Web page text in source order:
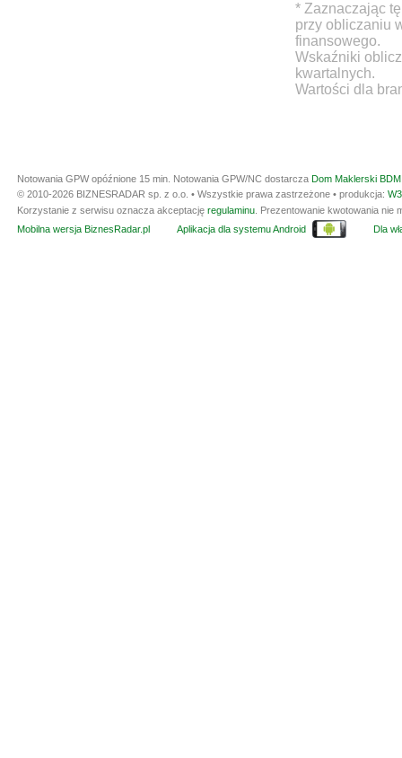
* Zaznaczając
przy obliczaniu
finansowego.
Wskaźniki
kwartalnych.
Wartości dla
Notowania GPW opóźnione 15 min. Notowania GPW/NC dostarcza Dom Maklerski
© 2010-2026 BIZNESRADAR sp. z o.o. • Wszystkie prawa zastrzeżone • produkcja:
Korzystanie z serwisu oznacza akceptację regulaminu . Prezentowanie kwotowania
Mobilna wersja BiznesRadar.pl
Aplikacja dla systemu Android Dla